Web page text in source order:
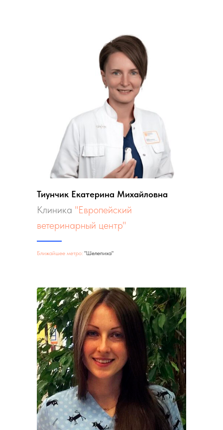
Тиунчик Екатерина Михайловна
Клиника "Европейский
ветеринарный центр"
Ближайшее метро: "Шелепиха"